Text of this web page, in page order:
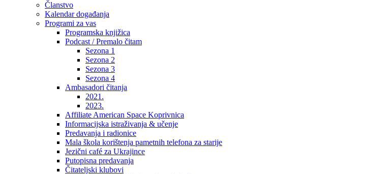
Članstvo
Kalendar događanja
Programi za vas
Programska knjižica
Podcast / Premalo čitam
Sezona 1
Sezona 2
Sezona 3
Sezona 4
Ambasadori čitanja
2021.
2023.
Affiliate American Space Koprivnica
Informacijska istraživanja & učenje
Predavanja i radionice
Mala škola korištenja pametnih telefona za starije
Jezični café za Ukrajince
Putopisna predavanja
Čitateljski klubovi